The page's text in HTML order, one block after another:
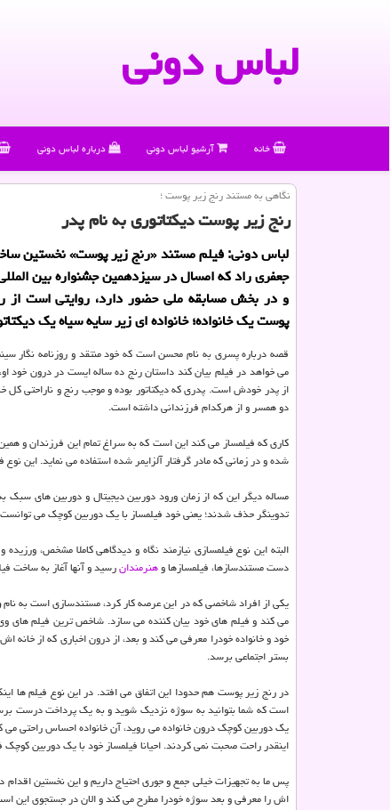
لباس دونی
خانه آرشیو لباس دونی درباره لباس دونی
نگاهی به مستند رنج زیر پوست ؛
رنج زیر پوست دیكتاتوری به نام پدر
لباس دونی: فیلم مستند «رنج زیر پوست» نخستین
جعفری راد كه امسال در سیزدهمین جشنواره بین
و در بخش مسابقه ملی حضور دارد، روایتی است از
پوست یك خانواده؛ خانواده ای زیر سایه سیاه یك
قصه درباره پسری به نام محسن است كه خود منتقد و روزنامه نگار
می خواهد در فیلم بیان كند داستان رنج ده ساله ایست در درون خود او،
از پدر خودش است. پدری كه دیكتاتور بوده و موجب رنج و ناراحتی كل
دو همسر و از هركدام فرزندانی داشته است.
كاری كه فیلمساز می كند این است كه به سراغ تمام این فرزندان و
شده و در زمانی كه مادر گرفتار آلزایمر شده استفاده می نماید. این
مساله دیگر این كه از زمان ورود دوربین دیجیتال و دوربین های
تدوینگر حذف شدند؛ یعنی خود فیلمساز با یك دوربین كوچك می توانست
البته این نوع فیلمسازی نیازمند نگاه و دیدگاهی كاملا مشخص،
دست مستندسازها، فیلمسازها وهنرمندانرسید و آنها آغاز به ساخت
یكی از افراد شاخصی كه در این عرصه كار كرد، مستندسازی است به نام
می كند و فیلم های خود بیان كننده می سازد. شاخص ترین فیلم های
خود و خانواده خودرا معرفی می كند و بعد، از درون اخباری كه از
بستر اجتماعی برسد.
در رنج زیر پوست هم حدودا این اتفاق می افتد. در این نوع فیلم ها
است كه شما بتوانید به سوژه نزدیك شوید و به یك پرداخت درست
یك دوربین كوچك درون خانواده می روید، آن خانواده احساس راحتی می
اینقدر راحت صحبت نمی كردند. احیانا فیلمساز خود با یك دوربین
پس ما به تجهیزات خیلی جمع و جوری احتیاج داریم و این نخستین
اش را معرفی و بعد سوژه خودرا مطرح می كند و الان در جستجوی این